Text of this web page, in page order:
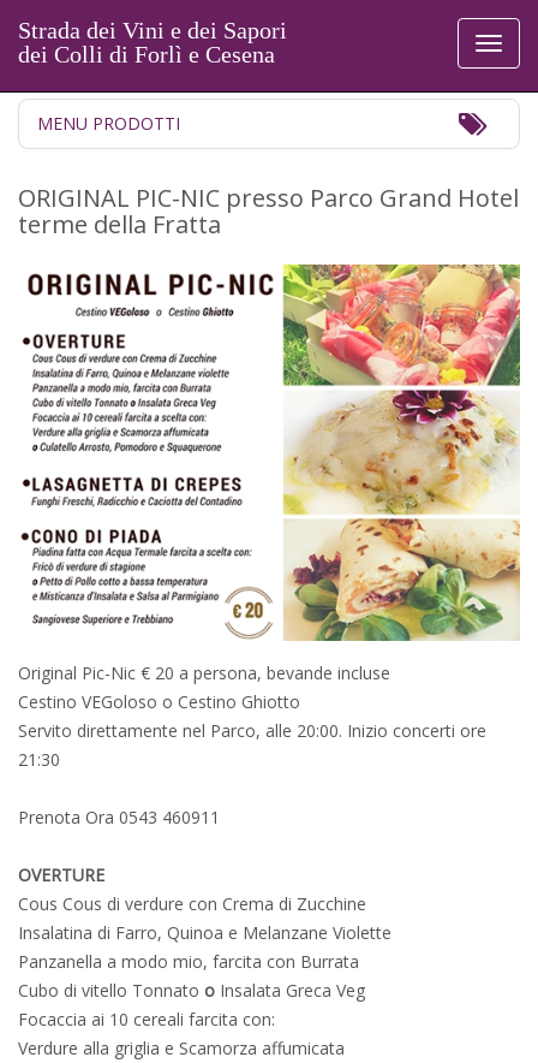
Strada dei Vini e dei Sapori
dei Colli di Forlì e Cesena
MENU PRODOTTI
ORIGINAL PIC-NIC presso Parco Grand Hotel
terme della Fratta
Original Pic-Nic € 20 a persona, bevande incluse
Cestino VEGoloso o Cestino Ghiotto
Servito direttamente nel Parco, alle 20:00. Inizio concerti ore
21:30
Prenota Ora 0543 460911
OVERTURE
Cous Cous di verdure con Crema di Zucchine
Insalatina di Farro, Quinoa e Melanzane Violette
Panzanella a modo mio, farcita con Burrata
Cubo di vitello Tonnato o Insalata Greca Veg
Focaccia ai 10 cereali farcita con:
Verdure alla griglia e Scamorza affumicata